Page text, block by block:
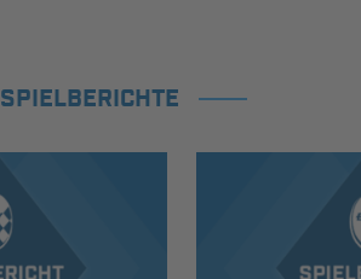
SPIELBERICHTE